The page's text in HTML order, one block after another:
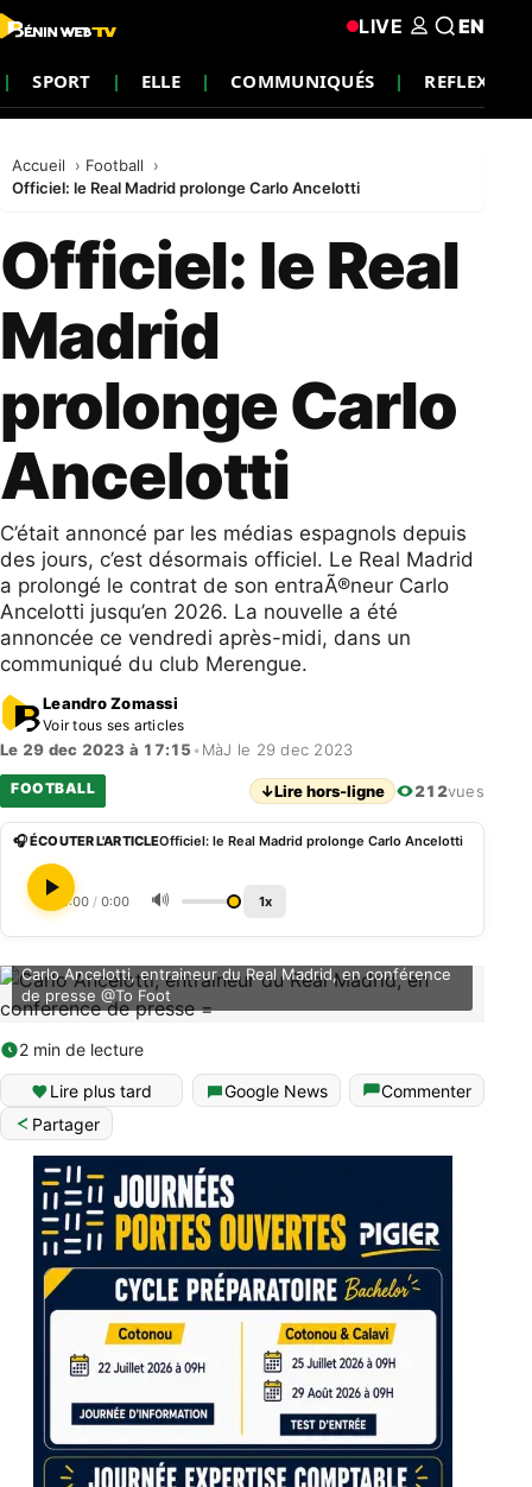
SPORT ELLE COMMUNIQUÉS REFLEXION
LIVE EN
Accueil
Football
Officiel: le Real Madrid prolonge Carlo Ancelotti
Officiel: le Real
Madrid
prolonge Carlo
Ancelotti
C’était annoncé par les médias espagnols depuis
des jours, c’est désormais officiel. Le Real Madrid
a prolongé le contrat de son entraÃ®neur Carlo
Ancelotti jusqu’en 2026. La nouvelle a été
annoncée ce vendredi après-midi, dans un
communiqué du club Merengue.
Leandro Zomassi
Voir tous ses articles
Le 29 dec 2023 à 17:15 • MàJ le 29 dec 2023
FOOTBALL ↓Lire hors-ligne 212vues
🎧 ÉCOUTER L'ARTICLEOfficiel: le Real Madrid prolonge Carlo Ancelotti
0:00 / 0:00 🔊 1x
Carlo Ancelotti, entraineur du Real Madrid, en conférence
de presse @To Foot
2 min de lecture
Lire plus tard Google News
Commenter
Partager